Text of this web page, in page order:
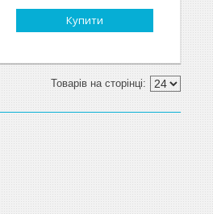
Купити